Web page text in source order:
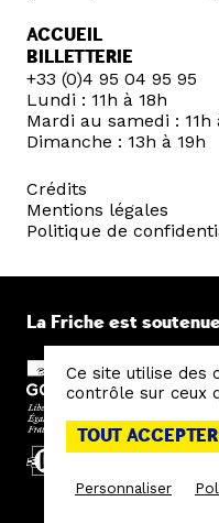
ACCUEIL
BILLETTERIE
+33 (0)4 95 04 95 95
Lundi : 11h à 18h
Mardi au samedi : 11h
Dimanche : 13h à 19h
Crédits
Mentions légales
Politique de
La Friche est
Ce site utilise des
contrôle sur ceux
TOUT ACCEPTER
Personnaliser